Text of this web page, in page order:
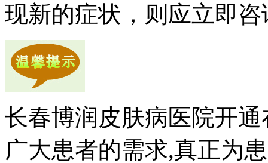
现新的症状，则应立即
长春博润皮肤病医院开
广大患者的需求,真正为